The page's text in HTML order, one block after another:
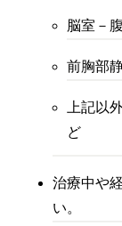
脳室－
前胸部
上記以
ど
治療中や
い。